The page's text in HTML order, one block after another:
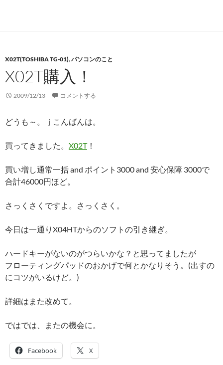
X02T(TOSHIBA TG-01),パソコンのこと
X02T購入！
2009/12/13 コメントする
どうも～。ｊこんばんは。
買ってきました。 X02T！
買い増し通常一括 and ポイント3000 and 安心保障 3000で
合計46000円ほど。
さっくさくですよ。さっくさく。
今日は一通りX04HTからのソフトの引き継ぎ。
ハードキーがないのがつらいかな？と思ってましたが
フローティングパッドのおかげで何とかなりそう。(出すの
にコツがいるけど。)
詳細はまた改めて。
ではでは、またの機会に。
Facebook X